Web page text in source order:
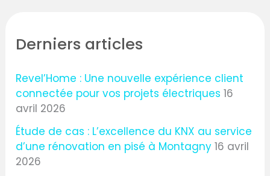
Derniers articles
Revel’Home : Une nouvelle expérience client
connectée pour vos projets électriques 16
avril 2026
Étude de cas : L’excellence du KNX au service
d’une rénovation en pisé à Montagny 16 avril
2026